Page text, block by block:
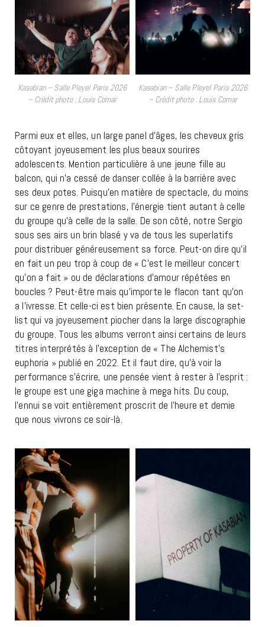
Kasabian – Salle Pleyel Paris 2026
– Crédit photo : Louis Comar
Kasabian – Salle Pleyel Paris 2026
– Crédit photo : Louis Comar
Parmi eux et elles, un large panel d’âges, les cheveux gris
côtoyant joyeusement les plus beaux sourires
adolescents. Mention particulière à une jeune fille au
balcon, qui n’a cessé de danser collée à la barrière avec
ses deux potes. Puisqu’en matière de spectacle, du moins
sur ce genre de prestations, l’énergie tient autant à celle
du groupe qu’à celle de la salle. De son côté, notre Sergio
sous ses airs un brin blasé y va de tous les superlatifs
pour distribuer généreusement sa force. Peut-on dire qu’il
en fait un peu trop à coup de « C’est le meilleur concert
qu’on a fait » ou de déclarations d’amour répétées en
boucles ? Peut-être mais qu’importe le flacon tant qu’on
a l’ivresse. Et celle-ci est bien présente. En cause, la set-
list qui va joyeusement piocher dans la large discographie
du groupe. Tous les albums verront ainsi certains de leurs
titres interprétés à l’exception de « The Alchemist’s
euphoria » publié en 2022. Et il faut dire, qu’à voir la
performance s’écrire, une pensée vient à rester à l’esprit :
le groupe est une giga machine à mega hits. Du coup,
l’ennui se voit entièrement proscrit de l’heure et demie
que nous vivrons ce soir-là.